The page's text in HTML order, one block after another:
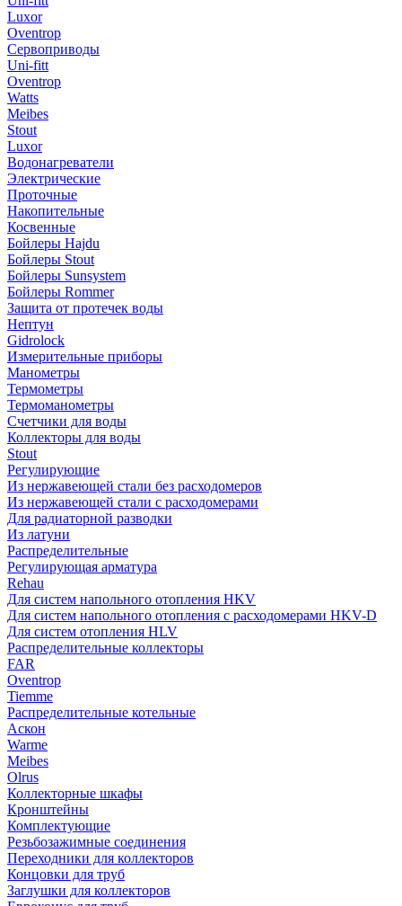
Luxor
Oventrop
Сервоприводы
Uni-fitt
Oventrop
Watts
Meibes
Stout
Luxor
Водонагреватели
Электрические
Проточные
Накопительные
Косвенные
Бойлеры Hajdu
Бойлеры Stout
Бойлеры Sunsystem
Бойлеры Rommer
Защита от протечек воды
Нептун
Gidrolock
Измерительные приборы
Манометры
Термометры
Термоманометры
Счетчики для воды
Коллекторы для воды
Stout
Регулирующие
Из нержавеющей стали без расходомеров
Из нержавеющей стали с расходомерами
Для радиаторной разводки
Из латуни
Распределительные
Регулирующая арматура
Rehau
Для систем напольного отопления HKV
Для систем напольного отопления с расходомерами HKV-D
Для систем отопления HLV
Распределительные коллекторы
FAR
Oventrop
Tiemme
Распределительные котельные
Аскон
Warme
Meibes
Olrus
Коллекторные шкафы
Кронштейны
Комплектующие
Резьбозажимные соединения
Переходники для коллекторов
Концовки для труб
Заглушки для коллекторов